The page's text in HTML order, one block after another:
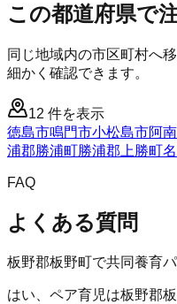
この都道府県で
同じ地域内の市区町村へ
細かく確認できます。
12 件を表示
徳島市鳴門市小松島市阿
浦郡勝浦町勝浦郡上勝町
FAQ
よくある質問
板野郡板野町で共同養育
はい、ペア育児は板野郡